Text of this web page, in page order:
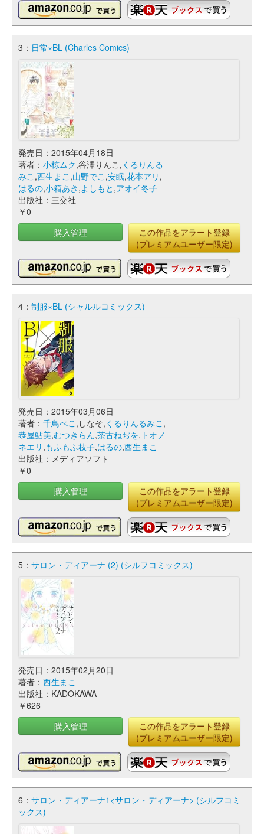
3： 日常×BL (Charles Comics)
発売日：2015年04月18日
著者： 小椋ムク,谷澤りんこ, くるりんる
みこ ,西生まこ ,山野でこ ,安眠,花本アリ ,
はるの,小箱あき ,よしもと ,アオイ冬子
出版社：三交社
￥0
購入管理
この作品をアラート登録
(プレミアムユーザー限定)
4： 制服×BL (シャルルコミックス)
発売日：2015年03月06日
著者： 千鳥ぺこ ,しなそ, くるりんるみこ ,
恭屋鮎美,むつきらん,茶古ねぢを, トオノ
ネエリ ,もふもふ枝子,はるの,西生まこ
出版社：メディアソフト
￥0
購入管理
この作品をアラート登録
(プレミアムユーザー限定)
5： サロン・ディアーナ (2) (シルフコミックス)
発売日：2015年02月20日
著者： 西生まこ
出版社：KADOKAWA
￥626
購入管理
この作品をアラート登録
(プレミアムユーザー限定)
6： サロン・ディアーナ1<サロン・ディアーナ> (シルフコミ
ックス)